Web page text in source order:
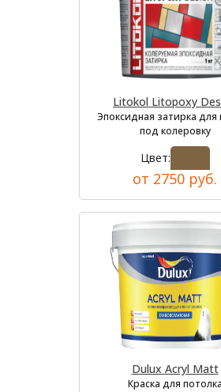
Litokol Litopoxy
Эпоксидная затирка для
под колеровку
Цвет:
от 2750 руб.
Dulux Acryl Matt
Краска для потолка